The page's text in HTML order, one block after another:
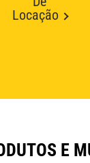
Locação
E